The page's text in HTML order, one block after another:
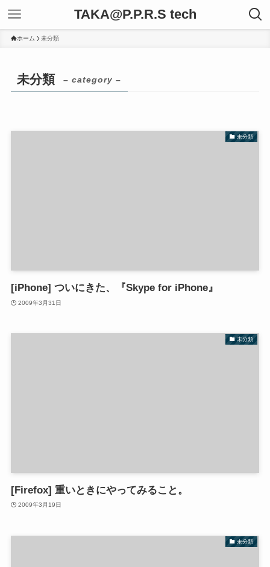
TAKA@P.P.R.S tech
ホーム 未分類
未分類 – category –
未分類
[iPhone] ついにきた、『Skype for iPhone』
2009年3月31日
未分類
[Firefox] 重いときにやってみること。
2009年3月19日
未分類